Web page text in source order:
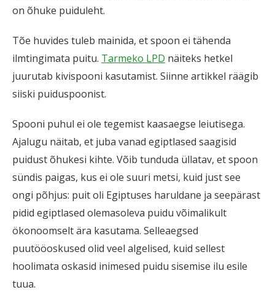
on õhuke puiduleht.
Tõe huvides tuleb mainida, et spoon ei tähenda
ilmtingimata puitu. Tarmeko LPD näiteks hetkel
juurutab kivispooni kasutamist. Siinne artikkel räägib
siiski puiduspoonist.
Spooni puhul ei ole tegemist kaasaegse leiutisega.
Ajalugu näitab, et juba vanad egiptlased saagisid
puidust õhukesi kihte. Võib tunduda üllatav, et spoon
sündis paigas, kus ei ole suuri metsi, kuid just see
ongi põhjus: puit oli Egiptuses haruldane ja seepärast
pidid egiptlased olemasoleva puidu võimalikult
ökonoomselt ära kasutama. Selleaegsed
puutööoskused olid veel algelised, kuid sellest
hoolimata oskasid inimesed puidu sisemise ilu esile
tuua.